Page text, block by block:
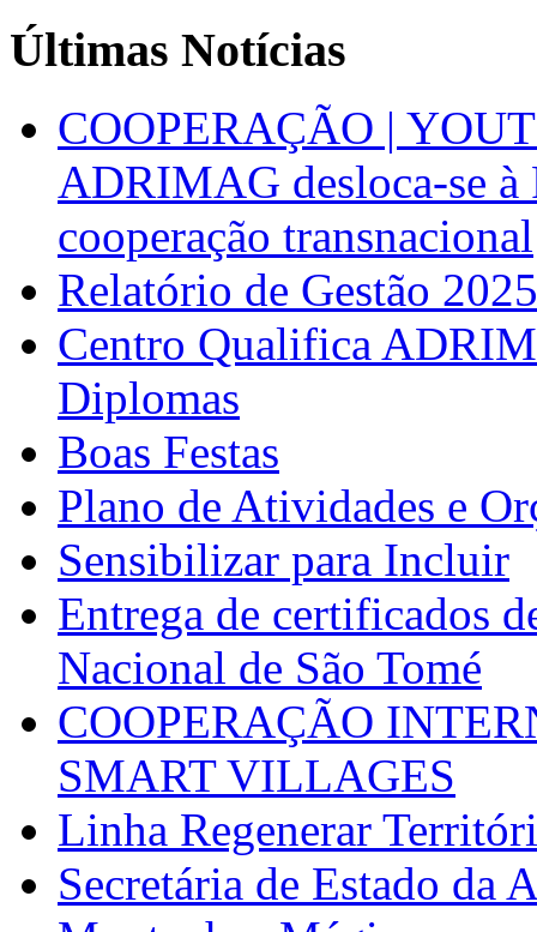
Últimas Notícias
COOPERAÇÃO |
ADRIMAG desloca-se
cooperação transnacional
Relatório de Gestão 2025
Centro Qualifica
Diplomas
Boas Festas
Plano de Atividades e
Sensibilizar para Incluir
Entrega de certificados
Nacional de São Tomé
COOPERAÇÃO
SMART VILLAGES
Linha Regenerar
Secretária de Estado da